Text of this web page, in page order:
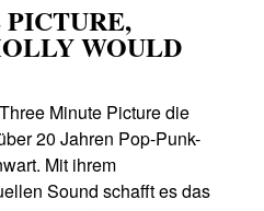
WOULD
Minute Picture die
20 Jahren Pop-Punk-
Mit ihrem
Sound schafft es das